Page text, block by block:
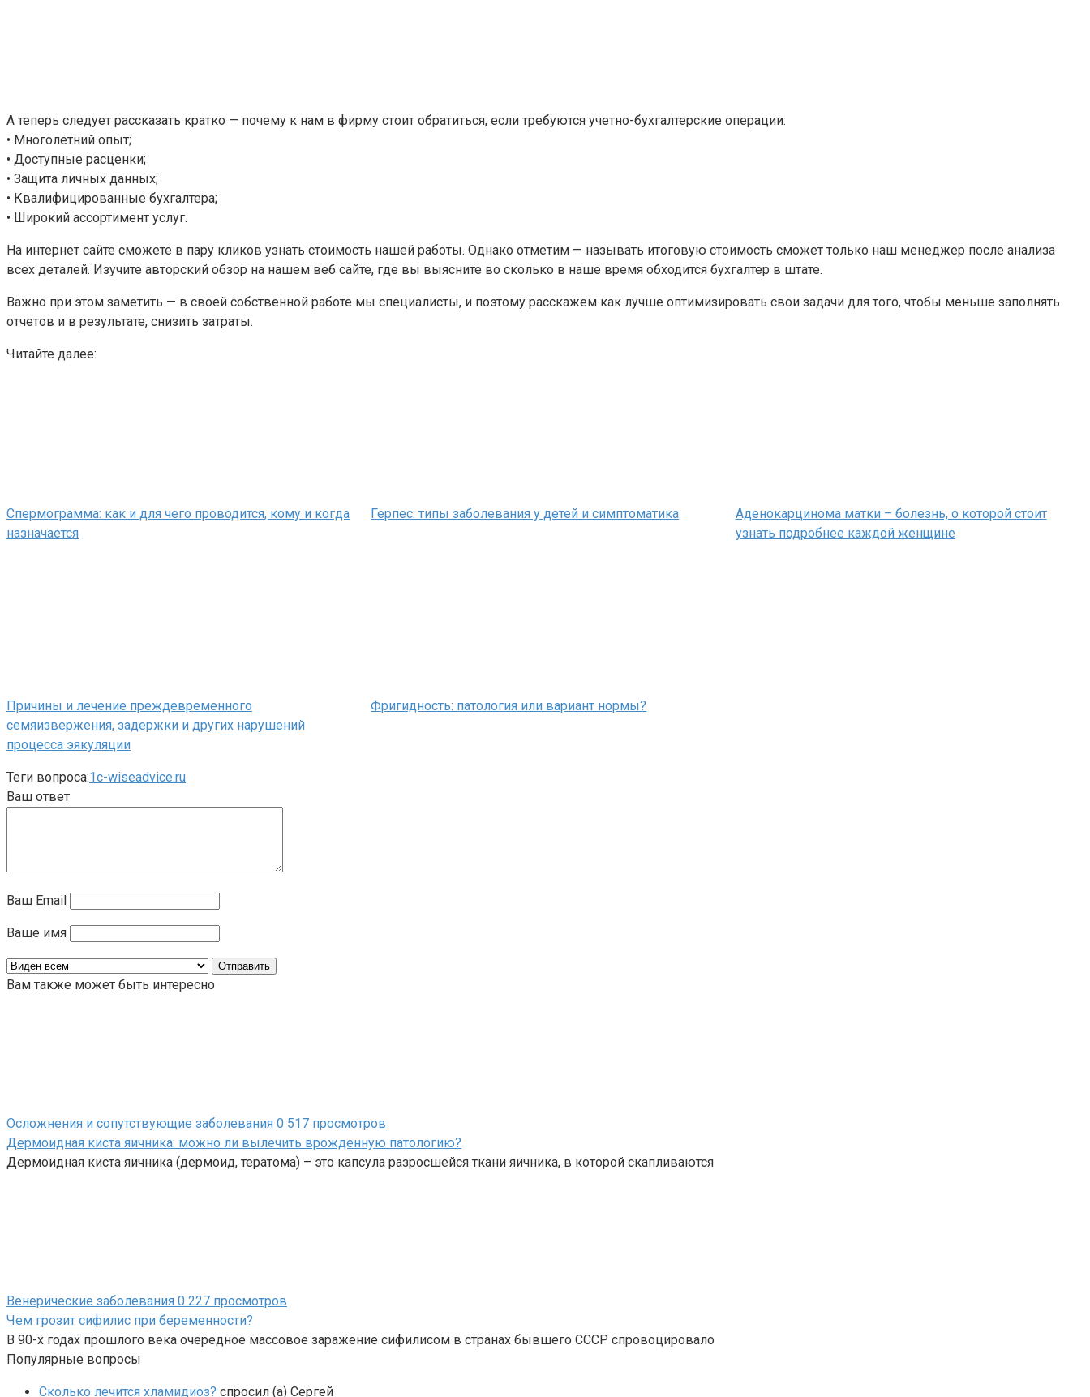
А теперь следует рассказать кратко — почему к нам в фирму стоит обратиться, если требуются учетно-бухгалтерские операции:
• Многолетний опыт;
• Доступные расценки;
• Защита личных данных;
• Квалифицированные бухгалтера;
• Широкий ассортимент услуг.
На интернет сайте сможете в пару кликов узнать стоимость нашей работы. Однако отметим — называть итоговую стоимость сможет только наш менеджер после анализа
всех деталей. Изучите авторский обзор на нашем веб сайте, где вы выясните во сколько в наше время обходится бухгалтер в штате.
Важно при этом заметить — в своей собственной работе мы специалисты, и поэтому расскажем как лучше оптимизировать свои задачи для того, чтобы меньше заполнять
отчетов и в результате, снизить затраты.
Читайте далее:
Спермограмма: как и для чего проводится, кому и когда
назначается
Герпес: типы заболевания у детей и симптоматика
Аденокарцинома матки – болезнь, о которой стоит
узнать подробнее каждой женщине
Причины и лечение преждевременного
семяизвержения, задержки и других нарушений
процесса эякуляции
Фригидность: патология или вариант нормы?
Теги вопроса:1c-wiseadvice.ru
Ваш ответ
Ваш Email
Ваше имя
Вам также может быть интересно
Осложнения и сопутствующие заболевания 0 517 просмотров
Дермоидная киста яичника: можно ли вылечить врожденную патологию?
Дермоидная киста яичника (дермоид, тератома) – это капсула разросшейся ткани яичника, в которой скапливаются
Венерические заболевания 0 227 просмотров
Чем грозит сифилис при беременности?
В 90-х годах прошлого века очередное массовое заражение сифилисом в странах бывшего СССР спровоцировало
Популярные вопросы
Сколько лечится хламидиоз? спросил (а) Сергей